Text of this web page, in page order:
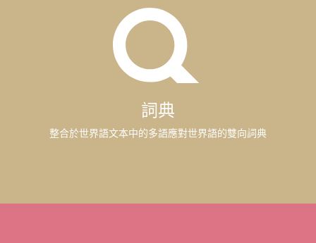
詞典
整合於世界語文本中的多語應對世界語的雙向詞典